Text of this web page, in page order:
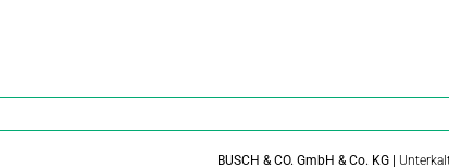
BUSCH & CO. GmbH & Co. KG |